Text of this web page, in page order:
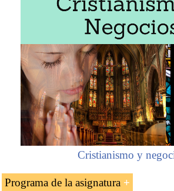
Cristianismo y
Programa de la asignatura